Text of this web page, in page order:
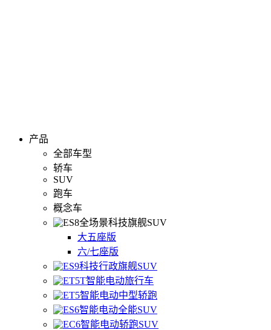
产品
全部车型
轿车
SUV
跑车
概念车
全场景科技旗舰SUV
大五座版
六/七座版
科技行政旗舰SUV
智能电动旅行车
智能电动中型轿跑
智能电动全能SUV
智能电动轿跑SUV